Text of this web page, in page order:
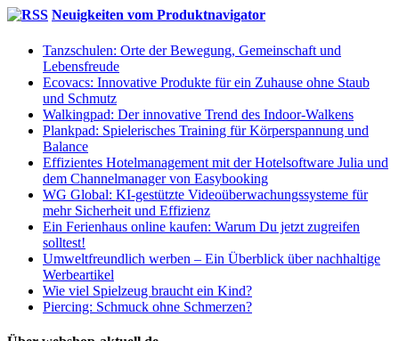
Neuigkeiten vom Produktnavigator
Tanzschulen: Orte der Bewegung, Gemeinschaft und
Lebensfreude
Ecovacs: Innovative Produkte für ein Zuhause ohne Staub
und Schmutz
Walkingpad: Der innovative Trend des Indoor-Walkens
Plankpad: Spielerisches Training für Körperspannung und
Balance
Effizientes Hotelmanagement mit der Hotelsoftware Julia und
dem Channelmanager von Easybooking
WG Global: KI-gestützte Videoüberwachungssysteme für
mehr Sicherheit und Effizienz
Ein Ferienhaus online kaufen: Warum Du jetzt zugreifen
solltest!
Umweltfreundlich werben – Ein Überblick über nachhaltige
Werbeartikel
Wie viel Spielzeug braucht ein Kind?
Piercing: Schmuck ohne Schmerzen?